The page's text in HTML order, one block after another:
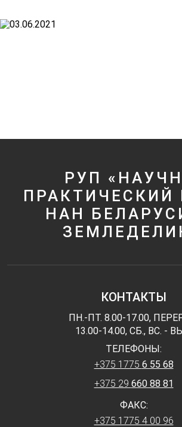
РУП
ПРАКТИЧЕСКИЙ
НАН
КОНТАКТЫ
ПН.-ПТ. 8.00-17.00,
13.00-14.00, СБ., ВС. -
ТЕЛЕФОНЫ:
+375 1775 6 55 68
+375 29 660 88 81
ФАКС:
+375 1775 4 00 96